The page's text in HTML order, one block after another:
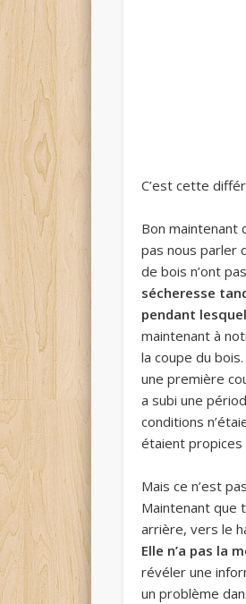
C’est cette
Bon maintenant
pas nous parler
de bois n’ont
sécheresse
pendant
maintenant à
la coupe du
une première
a subi une
conditions
étaient propices
Mais ce n’est
Maintenant que
arrière, vers le
Elle n’a pas la
révéler une
un problème